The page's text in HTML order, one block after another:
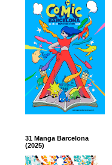
31 Manga Barcelona
(2025)